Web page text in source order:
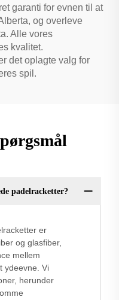
garanti for evnen til at
og overleve
Alle vores
kvalitet.
det oplagte valg for
spil.
padelracketter?
er
og glasfiber,
mellem
ydeevne. Vi
herunder